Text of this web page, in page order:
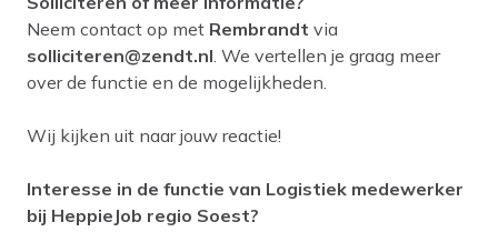
Neem contact op met Rembrandt via
solliciteren@zendt.nl . We vertellen je graag meer
over de functie en de mogelijkheden.
Wij kijken uit naar jouw reactie!
Interesse in de functie van Logistiek medewerker
bij HeppieJob regio Soest?